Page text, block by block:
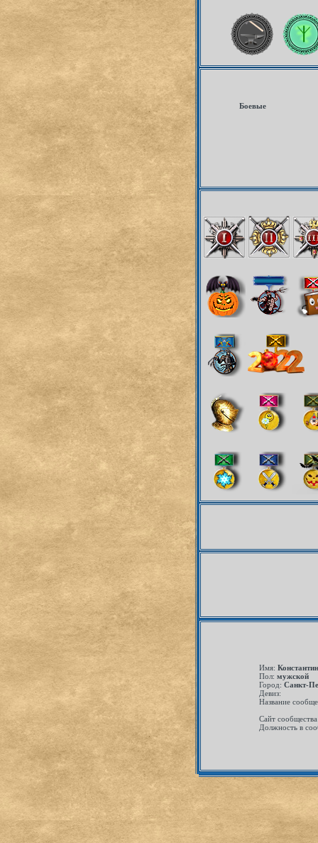
Боевые
Имя: Константин
Пол: мужской
Город: Санкт-
Девиз:
Название
Сайт
Должность в